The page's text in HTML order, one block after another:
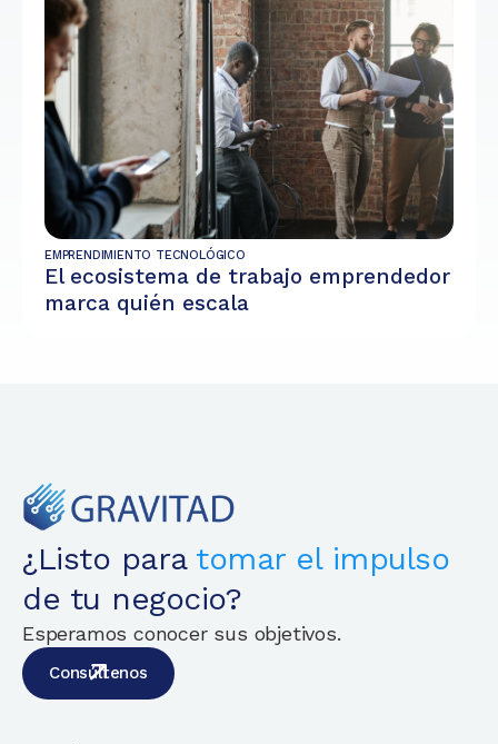
EMPRENDIMIENTO TECNOLÓGICO
El ecosistema de trabajo emprendedor
marca quién escala
¿Listo para tomar el impulso
de tu negocio?
Esperamos conocer sus objetivos.
Consúltenos